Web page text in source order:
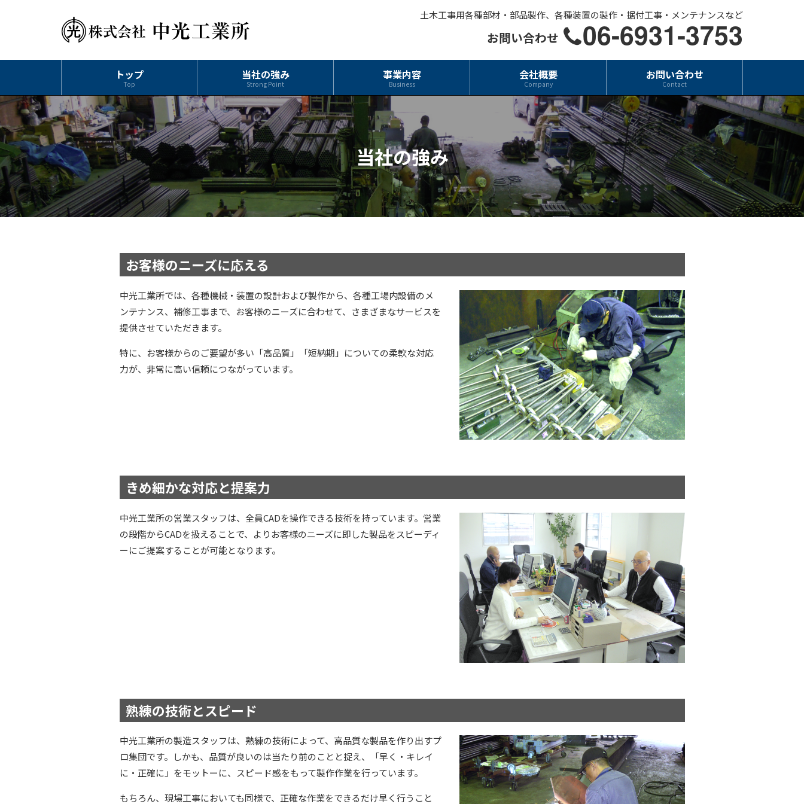
土木工事用各種部材・部品製作、各種装置の製作・据付工事・メンテナンスなど
お問い合わせ 06-6931-3753
トップ
Top
当社の強み
Strong Point
事業内容
Business
会社概要
Company
お問い合わせ
Contact
当社の強み
お客様のニーズに応える
中光工業所では、各種機械・装置の設計および製作から、各種工場内設備のメ
ンテナンス、補修工事まで、お客様のニーズに合わせて、さまざまなサービスを
提供させていただきます。
特に、お客様からのご要望が多い「高品質」「短納期」についての柔軟な対応
力が、非常に高い信頼につながっています。
きめ細かな対応と提案力
中光工業所の営業スタッフは、全員CADを操作できる技術を持っています。営業
の段階からCADを扱えることで、よりお客様のニーズに即した製品をスピーディ
ーにご提案することが可能となります。
熟練の技術とスピード
中光工業所の製造スタッフは、熟練の技術によって、高品質な製品を作り出すプ
ロ集団です。しかも、品質が良いのは当たり前のことと捉え、「早く・キレイ
に・正確に」をモットーに、スピード感をもって製作作業を行っています。
もちろん、現場工事においても同様で、正確な作業をできるだけ早く行うこと